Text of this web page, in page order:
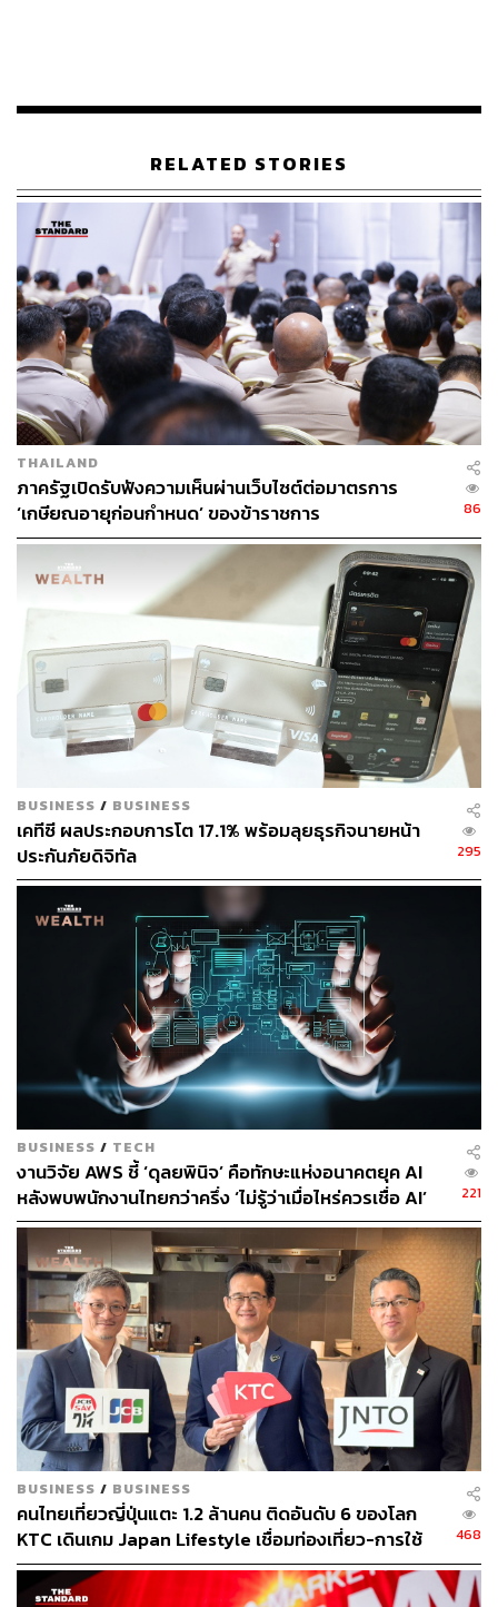
สำคัญคือศักยภาพของคนในองค์กรที่ต้องมีความรู้ความ
การสร้าง Citizen Developers ให้บุคลากรทุกคนมีส่วนร่วม
ในกระบวนการพัฒนาและปรับปรุงระบบงาน จะใช้เครื่องมือ
Low-Code เพื่อช่วยบุคลากรปรับปรุงการทำงานโดยไม่ต้อง
อาศัยทักษะการเขียนโค้ด พร้อมทั้งสนับสนุนการเรียนรู้ให้
บุคลากรมีทักษะพร้อมสำหรับการรับมือสิ่งใหม่ๆ
2. Fusion Team: รวมทีมงานเป็นหนึ่งเดียว
หนึ่งในกลยุทธ์ที่เคทีซีนำมาใช้ในการทำ Digital
Transformation คือการสร้าง ‘Fusion Team’ ซึ่งเป็นทีมงานที่
รวมผู้เชี่ยวชาญจากหลากหลายสายงานมาทำงานร่วมกัน ลด
การแบ่งแยกการทำงานในลักษณะ ‘งานใครงานมัน’ เพื่อ
ปรับปรุงการทำงานภายในองค์กรให้รวดเร็วและมี
ประสิทธิภาพ
3. AI-Powered Technology: ยกระดับประสบการณ์
สมาชิกด้วย AI
เทคโนโลยีปัญญาประดิษฐ์ (AI) เข้ามามีบทบาทสำคัญในการ
เพิ่มศักยภาพของธุรกิจ ทั้งเปลี่ยนระบบสารสนเทศที่ใช้อยู่เดิม
โดยเคทีซีนำ AI-Powered Solutions ที่ใช้เทคโนโลยี AI เพื่อ
ทำงานต่างๆ เช่น วิเคราะห์ข้อมูล วิเคราะห์พฤติกรรมผู้
บริโภค คาดการณ์ผลลัพธ์ และโต้ตอบกับผู้ใช้งาน
โดยหนึ่งในเทรนด์สำคัญที่น่าจะเห็นการใช้งานมากขึ้นทั่ว
โลกในปีนี้ก็คือการเริ่มเข้ามาของ Agentic AI ระบบปัญญา
ประดิษฐ์ที่สามารถทำงานด้วยตัวเองได้แบบไม่ต้องรอคำสั่งที
ละขั้นตอน ซึ่งวิไลวรรณกล่าวกับสื่อมวลชนในเรื่องนี้ว่า “เคที
ซีกำลังศึกษาหาแนวทางการนำ Agentic AI มาใช้ โดยเฉพาะ
กับประเภทงานที่ต้องอาศัยการรับมืออย่างทันท่วงที เช่น กล
ลวงทางการเงิน เพื่อให้ผู้ใช้งานมีประสบการณ์การใช้งานที่
ปลอดภัยที่สุด
“เราคาดว่าการนำนวัตกรรมดิจิทัลมาประยุกต์ใช้กับ
โครงสร้างการทำงาน (Digital Transformation) ในครั้งนี้ จะ
ช่วยลดต้นทุนและเพิ่มประสิทธิภาพในการดำเนินงานให้ดียิ่ง
ขึ้น เพื่อสร้างโอกาสทางธุรกิจ รองรับการเติบโตของเคทีซีใน
สามารถติดตาม THE STANDARD WEALTH
ผ่านแอปพลิเคชันต่างๆ ที่คุณสะดวกหรือใช้งานอยู่แล้วได้เลย
TAGS: พิทยา วรปัญญาสกุล
Agentic AI
Digital Transformation
KTC
RELATED STORIES
THAILAND
ภาครัฐเปิดรับฟังความเห็นผ่านเว็บไซต์ต่อมาตรการ
‘เกษียณอายุก่อนกำหนด’ ของข้าราชการ
86
BUSINESS / BUSINESS
เคทีซี ผลประกอบการโต 17.1% พร้อมลุยธุรกิจนายหน้า
ประกันภัยดิจิทัล
295
BUSINESS / TECH
งานวิจัย AWS ชี้ ‘ดุลยพินิจ’ คือทักษะแห่งอนาคตยุค AI
หลังพบพนักงานไทยกว่าครึ่ง ‘ไม่รู้ว่าเมื่อไหร่ควรเชื่อ AI’
221
BUSINESS / BUSINESS
คนไทยเที่ยวญี่ปุ่นแตะ 1.2 ล้านคน ติดอันดับ 6 ของโลก
KTC เดินเกม Japan Lifestyle เชื่อมท่องเที่ยว-การใช้
จ่าย หวังดันยอดเติบโตต่อ
468